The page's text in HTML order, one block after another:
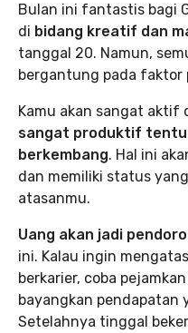
Bulan ini fantastis bagi
di bidang kreatif dan
tanggal 20. Namun,
bergantung pada faktor
Kamu akan sangat aktif
sangat produktif
berkembang. Hal ini
dan memiliki status
atasanmu.
Uang akan jadi
ini. Kalau ingin
berkarier, coba
bayangkan pendapatan
Setelahnya tinggal